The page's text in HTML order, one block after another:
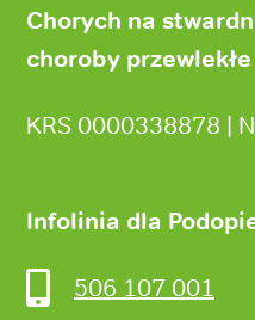
Chorych na
choroby przewlekłe
KRS 0000338878 |
Infolinia dla
506 107 001